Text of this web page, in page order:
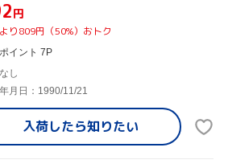
円
り809円（50%）おトク
イント 7P
し
月日：1990/11/21
入荷したら知りたい